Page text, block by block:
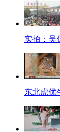
实拍：吴
东北虎优